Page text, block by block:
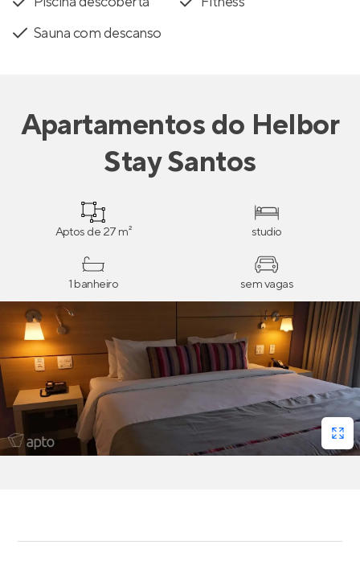
Sauna com descanso
Apartamentosdo Helbor
Stay Santos
Aptos de 27 m² studio
1 banheiro sem vagas